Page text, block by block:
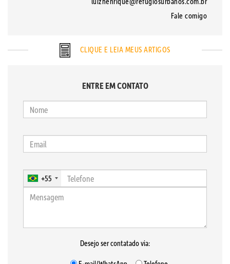
Fale comigo
CLIQUE E LEIA MEUS ARTIGOS
ENTRE EM CONTATO
+55
Desejo ser contatado via: